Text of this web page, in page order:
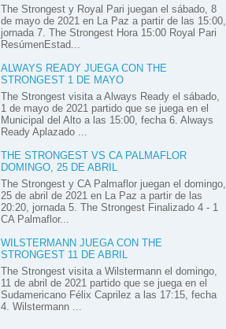
The Strongest y Royal Pari juegan el sábado, 8
de mayo de 2021 en La Paz a partir de las 15:00,
jornada 7. The Strongest Hora 15:00 Royal Pari
ResúmenEstad...
ALWAYS READY JUEGA CON THE
STRONGEST 1 DE MAYO
The Strongest visita a Always Ready el sábado,
1 de mayo de 2021 partido que se juega en el
Municipal del Alto a las 15:00, fecha 6. Always
Ready Aplazado ...
THE STRONGEST VS CA PALMAFLOR
DOMINGO, 25 DE ABRIL
The Strongest y CA Palmaflor juegan el domingo,
25 de abril de 2021 en La Paz a partir de las
20:20, jornada 5. The Strongest Finalizado 4 - 1
CA Palmaflor...
WILSTERMANN JUEGA CON THE
STRONGEST 11 DE ABRIL
The Strongest visita a Wilstermann el domingo,
11 de abril de 2021 partido que se juega en el
Sudamericano Félix Caprilez a las 17:15, fecha
4. Wilstermann ...